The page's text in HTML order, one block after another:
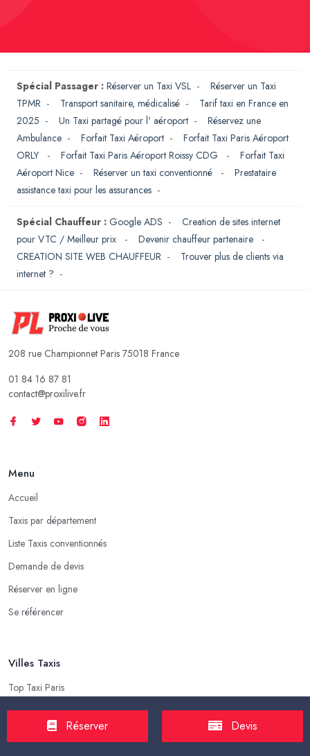
Spécial Passager : Réserver un Taxi VSL - Réserver un Taxi
TPMR - Transport sanitaire, médicalisé - Tarif taxi en France en
2025 - Un Taxi partagé pour l' aéroport - Réservez une
Ambulance - Forfait Taxi Aéroport - Forfait Taxi Paris Aéroport
ORLY
- Forfait Taxi Paris Aéroport Roissy CDG - Forfait Taxi
Aéroport Nice - Réserver un taxi conventionné - Prestataire
assistance taxi pour les assurances -
Spécial Chauffeur : Google ADS - Creation de sites internet
pour VTC / Meilleur prix
- Devenir chauffeur partenaire
-
CREATION SITE WEB CHAUFFEUR - Trouver plus de clients via
internet ? -
208 rue Championnet Paris 75018 France
01 84 16 87 81
contact@proxilive.fr
Menu
Accueil
Taxis par département
Liste Taxis conventionnés
Demande de devis
Réserver en ligne
Se référencer
Villes Taxis
Top Taxi Paris
Top Taxi Marseille
Top Taxi Lyon
Réserver Devis